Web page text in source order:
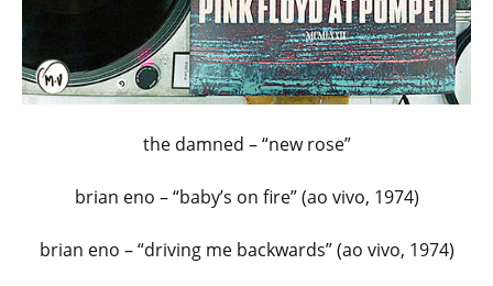
the damned – “new rose”
brian eno – “baby’s on fire” (ao vivo, 1974)
brian eno – “driving me backwards” (ao vivo, 1974)